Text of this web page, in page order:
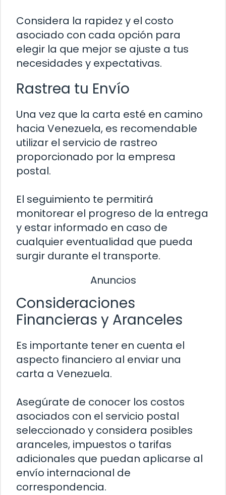
Considera la rapidez y el costo
asociado con cada opción para
elegir la que mejor se ajuste a tus
necesidades y expectativas.
Rastrea tu Envío
Una vez que la carta esté en camino
hacia Venezuela, es recomendable
utilizar el servicio de rastreo
proporcionado por la empresa
postal.
El seguimiento te permitirá
monitorear el progreso de la entrega
y estar informado en caso de
cualquier eventualidad que pueda
surgir durante el transporte.
Anuncios
Consideraciones
Financieras y Aranceles
Es importante tener en cuenta el
aspecto financiero al enviar una
carta a Venezuela.
Asegúrate de conocer los costos
asociados con el servicio postal
seleccionado y considera posibles
aranceles, impuestos o tarifas
adicionales que puedan aplicarse al
envío internacional de
correspondencia.